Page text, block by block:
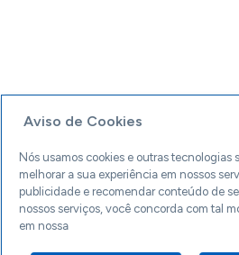
Aviso de Cookies
Nós usamos cookies e outras tecnologias
melhorar a sua experiência em nossos
publicidade e recomendar conteúdo de
nossos serviços, você concorda com tal
em nossa